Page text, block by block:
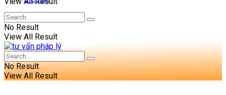
No Result
View All Result
No Result
View All Result